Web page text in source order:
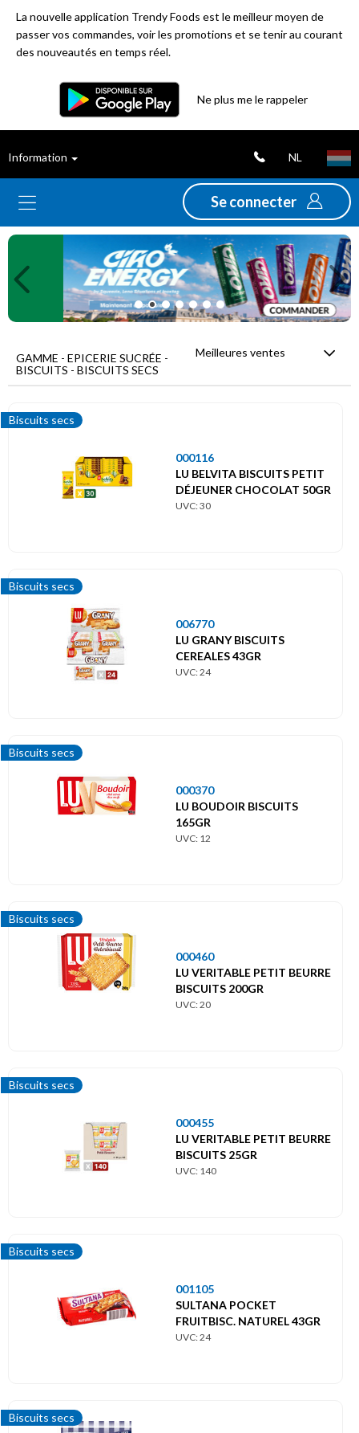
La nouvelle application Trendy Foods est le meilleur moyen de
passer vos commandes, voir les promotions et se tenir au courant
des nouveautés en temps réel.
Ne plus me le rappeler
Information NL
Se connecter
ventes
Nouveautés
Promotions
Déstockage
Menu
principal
Epicerie
sucrée
Biscuits
Previous
GAMME - EPICERIE SUCRÉE -
BISCUITS - BISCUITS SECS
Meilleures ventes
Biscuits secs
000116
LU BELVITA BISCUITS PETIT
DÉJEUNER CHOCOLAT 50GR
UVC: 30
Biscuits secs
006770
LU GRANY BISCUITS
CEREALES 43GR
UVC: 24
Biscuits secs
000370
LU BOUDOIR BISCUITS
165GR
UVC: 12
Biscuits secs
000460
LU VERITABLE PETIT BEURRE
BISCUITS 200GR
UVC: 20
Biscuits secs
000455
LU VERITABLE PETIT BEURRE
BISCUITS 25GR
UVC: 140
Biscuits secs
001105
SULTANA POCKET
FRUITBISC. NATUREL 43GR
UVC: 24
Biscuits secs